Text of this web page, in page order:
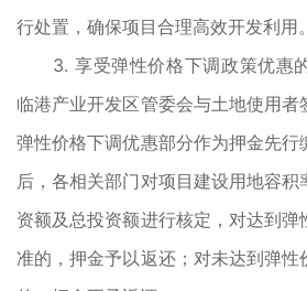
行处置，确保项目合理高效开发利用。
3. 享受弹性价格下调政策优惠
临港产业开发区管委会与土地使用者
弹性价格下调优惠部分作为押金先行
后，各相关部门对项目建设用地容
资额及总投资额进行核定，对达到
准的，押金予以返还；对未达到弹